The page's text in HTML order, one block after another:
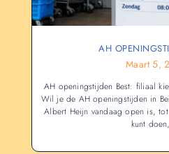
AH
Maart 5,
AH openingstijden Best: filiaal
Wil je de AH openingstijden in
Albert Heijn vandaag open is,
kunt